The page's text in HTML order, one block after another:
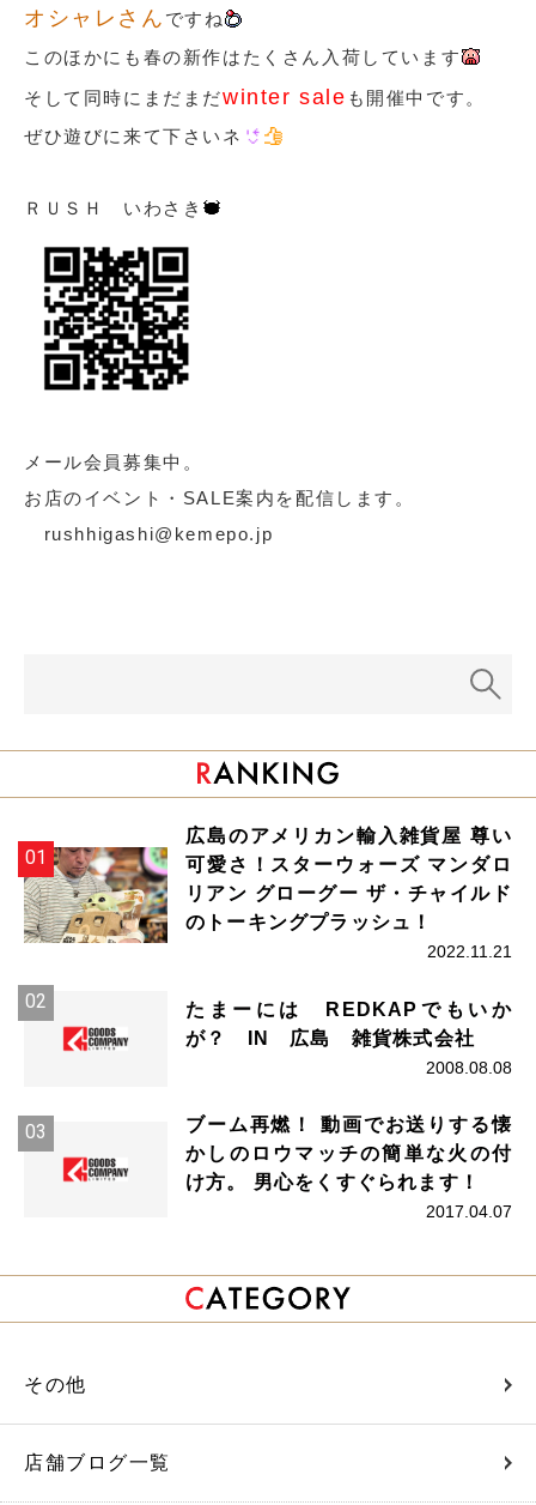
オシャレさん ですね
このほかにも春の新作はたくさん入荷しています
そして同時にまだまだwinter sale も開催中です。
ぜひ遊びに来て下さいネ
ＲＵＳＨ いわさき
メール会員募集中。
お店のイベント・SALE案内を配信します。
rushhigashi@kemepo.jp
広島のアメリカン輸入雑貨屋 尊い
可愛さ！スターウォーズ マンダロ
リアン グローグー ザ・チャイルド
のトーキングプラッシュ！
2022.11.21
たまーには REDKAPでもいか
が？ IN 広島 雑貨株式会社
2008.08.08
ブーム再燃！ 動画でお送りする懐
かしのロウマッチの簡単な火の付
け方。 男心をくすぐられます！
2017.04.07
その他
店舗ブログ一覧